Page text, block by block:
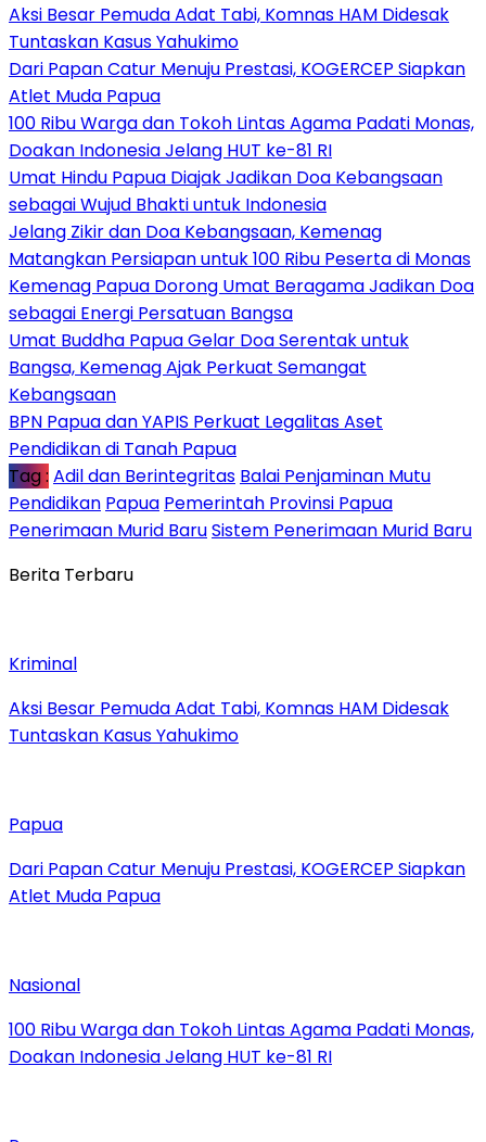
Aksi Besar Pemuda Adat Tabi, Komnas HAM Didesak
Tuntaskan Kasus Yahukimo
Dari Papan Catur Menuju Prestasi, KOGERCEP Siapkan
Atlet Muda Papua
100 Ribu Warga dan Tokoh Lintas Agama Padati Monas,
Doakan Indonesia Jelang HUT ke-81 RI
Umat Hindu Papua Diajak Jadikan Doa Kebangsaan
sebagai Wujud Bhakti untuk Indonesia
Jelang Zikir dan Doa Kebangsaan, Kemenag
Matangkan Persiapan untuk 100 Ribu Peserta di Monas
Kemenag Papua Dorong Umat Beragama Jadikan Doa
sebagai Energi Persatuan Bangsa
Umat Buddha Papua Gelar Doa Serentak untuk
Bangsa, Kemenag Ajak Perkuat Semangat
Kebangsaan
BPN Papua dan YAPIS Perkuat Legalitas Aset
Pendidikan di Tanah Papua
Tag : Adil dan Berintegritas Balai Penjaminan Mutu
Pendidikan Papua Pemerintah Provinsi Papua
Penerimaan Murid BaruSistem Penerimaan Murid Baru
Berita Terbaru
Kriminal
Aksi Besar Pemuda Adat Tabi, Komnas HAM Didesak
Tuntaskan Kasus Yahukimo
Papua
Dari Papan Catur Menuju Prestasi, KOGERCEP Siapkan
Atlet Muda Papua
Nasional
100 Ribu Warga dan Tokoh Lintas Agama Padati Monas,
Doakan Indonesia Jelang HUT ke-81 RI